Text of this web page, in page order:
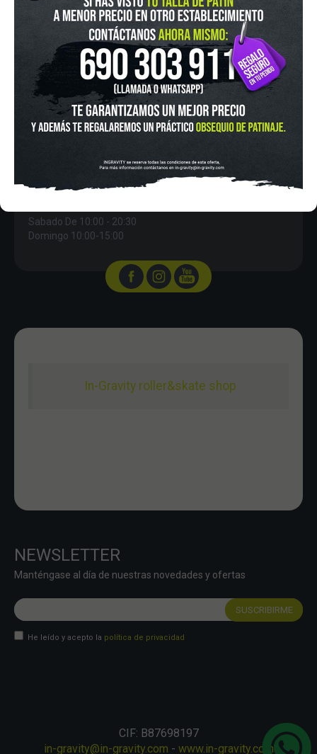
In-Gravity roller&skate shop
IN-GRAVITY MADRID RETIRO
in-gravity@in-gravity.com
HORARIO
Sabado De 10:00 - 20:30
Domingo 10:00-15:00
NEWSLETTER
Manténgase al día de nuestras novedades y ofertas
He leído y acepto la política de privacidad
CIF: B87698197
in-gravity@in-gravity.com - www.in-gravity.com